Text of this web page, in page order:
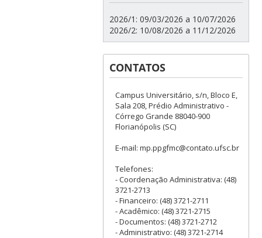
2026/1: 09/03/2026 a 10/07/2026
2026/2: 10/08/2026 a 11/12/2026
CONTATOS
Campus Universitário, s/n, Bloco E,
Sala 208, Prédio Administrativo -
Córrego Grande 88040-900
Florianópolis (SC)
E-mail: mp.ppgfmc@contato.ufsc.br
Telefones:
- Coordenação Administrativa: (48)
3721-2713
- Financeiro: (48) 3721-2711
- Acadêmico: (48) 3721-2715
- Documentos: (48) 3721-2712
- Administrativo: (48) 3721-2714